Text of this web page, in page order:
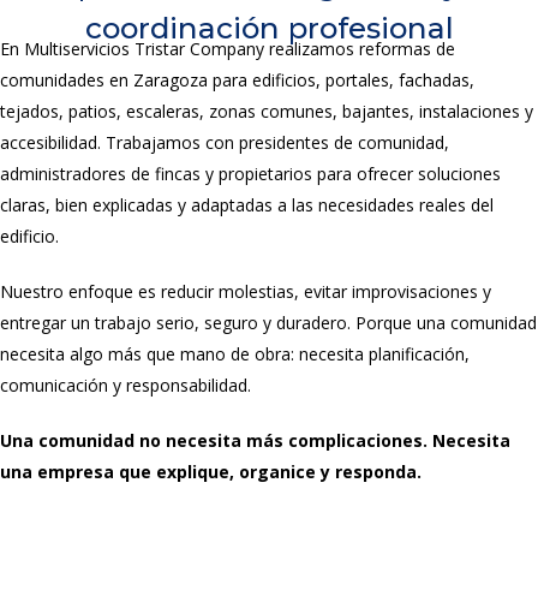
coordinación profesional
En Multiservicios Tristar Company realizamos reformas de
comunidades en Zaragoza para edificios, portales, fachadas,
tejados, patios, escaleras, zonas comunes, bajantes, instalaciones y
accesibilidad. Trabajamos con presidentes de comunidad,
administradores de fincas y propietarios para ofrecer soluciones
claras, bien explicadas y adaptadas a las necesidades reales del
edificio.
Nuestro enfoque es reducir molestias, evitar improvisaciones y
entregar un trabajo serio, seguro y duradero. Porque una comunidad
necesita algo más que mano de obra: necesita planificación,
comunicación y responsabilidad.
Una comunidad no necesita más complicaciones. Necesita
una empresa que explique, organice y responda.